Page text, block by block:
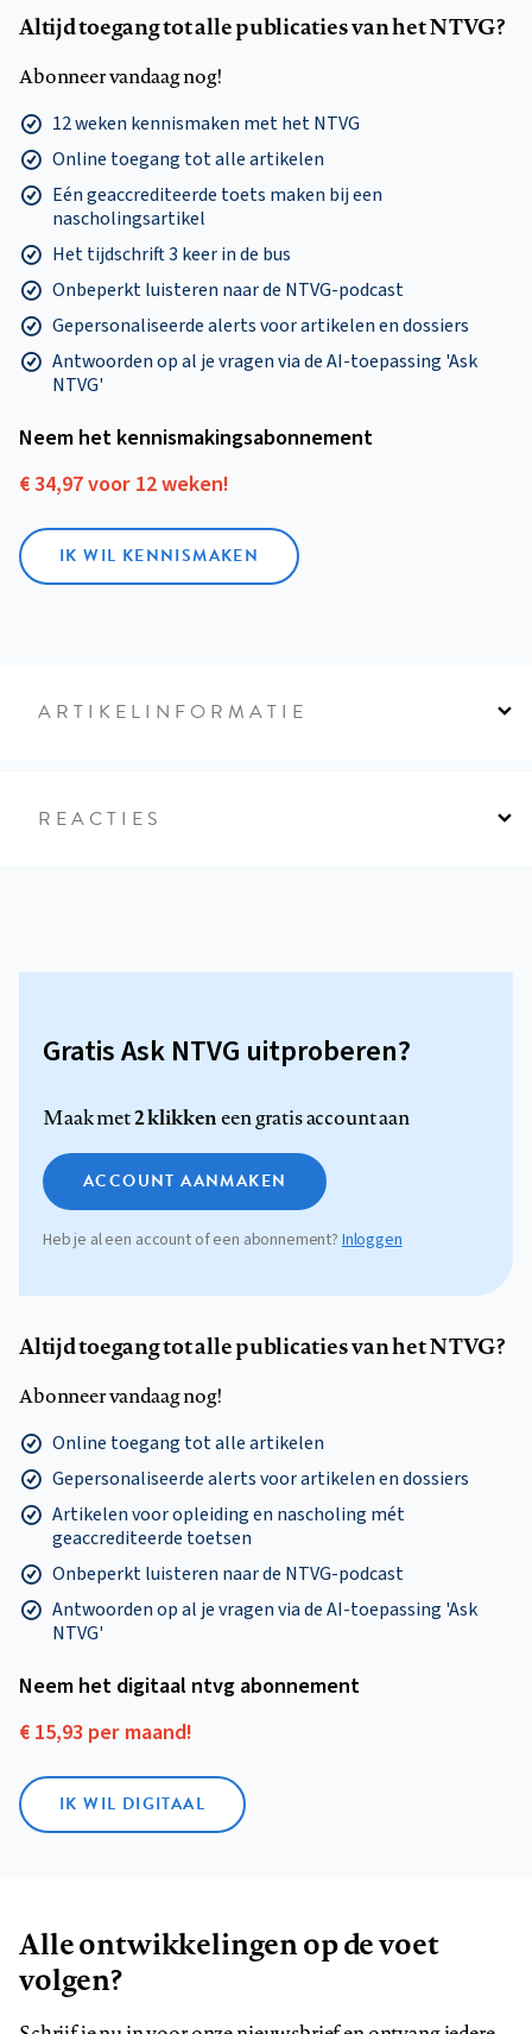
Altijd toegang tot alle publicaties van het NTVG?
Abonneer vandaag nog!
12 weken kennismaken met het NTVG
Online toegang tot alle artikelen
Eén geaccrediteerde toets maken bij een
nascholingsartikel
Het tijdschrift 3 keer in de bus
Onbeperkt luisteren naar de NTVG-podcast
Gepersonaliseerde alerts voor artikelen en dossiers
Antwoorden op al je vragen via de AI-toepassing 'Ask
NTVG'
Neem het kennismakings­abonnement
€ 34,97 voor 12 weken!
IK WIL KENNISMAKEN
ARTIKELINFORMATIE
REACTIES
Gratis Ask NTVG uitproberen?
Maak met2 klikkeneen gratis account aan
ACCOUNT AANMAKEN
Heb je al een account of een abonnement?Inloggen
Altijd toegang tot alle publicaties van het NTVG?
Abonneer vandaag nog!
Online toegang tot alle artikelen
Gepersonaliseerde alerts voor artikelen en dossiers
Artikelen voor opleiding en nascholing mét
geaccrediteerde toetsen
Onbeperkt luisteren naar de NTVG-podcast
Antwoorden op al je vragen via de AI-toepassing 'Ask
NTVG'
Neem het digitaal ntvg abonnement
€ 15,93 per maand!
IK WIL DIGITAAL
Alle ontwikkelingen op de voet
volgen?